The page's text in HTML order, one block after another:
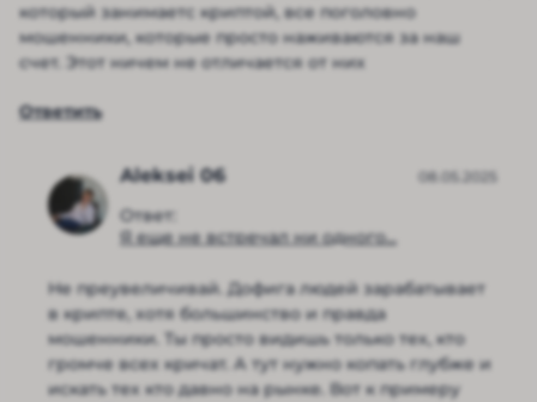
который занимаетс криптой, все поголовно
мошенники, которые просто наживаются за наш
счет. Этот ничем не отличается от них
Ответить
Aleksei 06
Ответ:
Я еще не встречал ни одного...
08.05.2025
Не преувеличивай. Дофига людей зарабатывает
в крипте, хотя большинство и правда
мошенники. Ты просто видишь только тех, кто
громче всех кричат. А тут нужно копать глубже и
искать тех кто давно на рынке. Вот к примеру